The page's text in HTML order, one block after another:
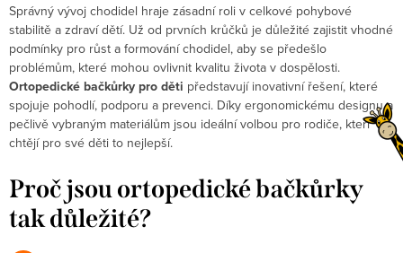
Správný vývoj chodidel hraje zásadní roli v celkové pohybové
stabilitě a zdraví dětí. Už od prvních krůčků je důležité zajistit vhodné
podmínky pro růst a formování chodidel, aby se předešlo
problémům, které mohou ovlivnit kvalitu života v dospělosti.
Ortopedické bačkůrky pro děti představují inovativní řešení, které
spojuje pohodlí, podporu a prevenci. Díky ergonomickému designu a
pečlivě vybraným materiálům jsou ideální volbou pro rodiče, kteří
chtějí pro své děti to nejlepší.
Proč jsou ortopedické bačkůrky
tak důležité?